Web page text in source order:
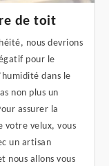
de toit
nous devrions
pour le
dans le
non plus un
assurer la
votre velux, vous
un artisan
nous allons vous